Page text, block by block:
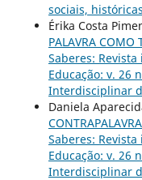
sociais,
Érika Costa
PALAVRA COMO
Saberes:
Educação: v. 26
Interdisciplinar
Daniela
Saberes:
Educação: v. 26
Interdisciplinar